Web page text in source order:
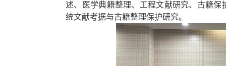
述、医学典籍整理、工程文献研究、古籍
统文献考据与古籍整理保护研究。